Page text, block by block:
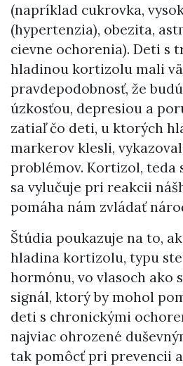
(napríklad cukrovka,
(hypertenzia), obezita,
cievne ochorenia). Deti s
hladinou kortizolu mali
pravdepodobnosť, že
úzkosťou, depresiou a
zatiaľ čo deti, u ktorých
markerov klesli,
problémov. Kortizol, teda
sa vylučuje pri reakcii
pomáha nám zvládať
Štúdia poukazuje na to,
hladina kortizolu, typu
hormónu, vo vlasoch ako
signál, ktorý by mohol
deti s chronickými
najviac ohrozené
tak pomôcť pri prevencii